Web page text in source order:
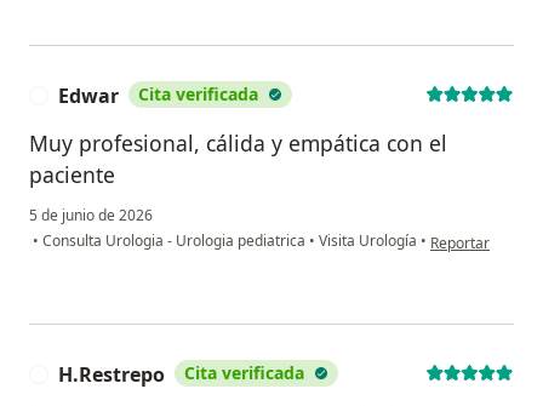
Edwar Cita verificada
Muy profesional, cálida y empática con el
paciente
5 de junio de 2026
• Consulta Urologia - Urologia pediatrica • Visita Urología • en opinión del
Reportar
H.Restrepo Cita verificada